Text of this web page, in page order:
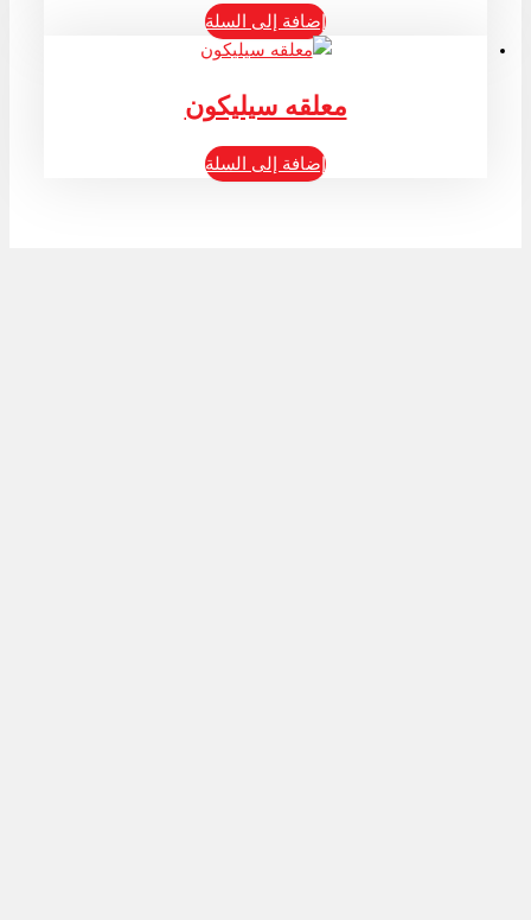
إضافة إلى السلة
معلقه سيليكون
إضافة إلى السلة